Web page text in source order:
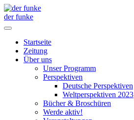
der funke
Startseite
Zeitung
Über uns
Unser Programm
Perspektiven
Deutsche Perspektiven
Weltperspektiven 2023
Bücher & Broschüren
Werde aktiv!